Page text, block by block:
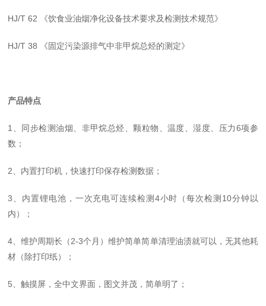
HJ/T 62 《饮食业油烟净化设备技术要求及检测技术规范》
HJ/T 38 《固定污染源排气中非甲烷总烃的测定》
产品特点
1 、同步检测油烟、非甲烷总烃、颗粒物、温度、湿度、压力6项参
数；
2 、内置打印机，快速打印保存检测数据；
3 、内置锂电池，一次充电可连续检测 4小时（每次检测 10分钟以
内）；
4 、维护周期长（2-3个月）维护简单简单清理油渍就可以，无其他耗
材（除打印纸）；
5 、触摸屏，全中文界面，图文并茂，简单明了；